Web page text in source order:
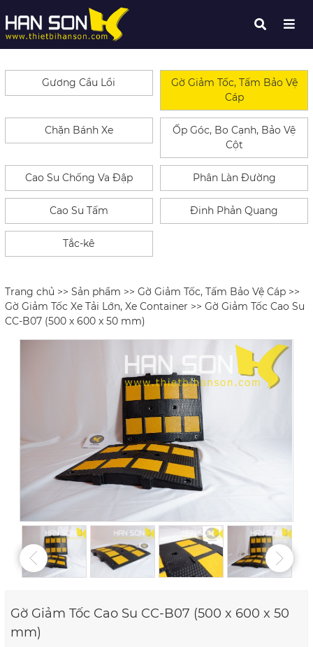
Gương Cầu Lồi
Gờ Giảm Tốc, Tấm Bảo Vệ
Cáp
Chặn Bánh Xe
Ốp Góc, Bo Cạnh, Bảo Vệ
Cột
Cao Su Chống Va Đập Phân Làn Đường
Cao Su Tấm Đinh Phản Quang
Tắc-kê
Trang chủ >> Sản phẩm >> Gờ Giảm Tốc, Tấm Bảo Vệ Cáp>>
Gờ Giảm Tốc Xe Tải Lớn, Xe Container >> Gờ Giảm Tốc Cao Su
CC-B07 (500 x 600 x 50 mm)
Gờ Giảm Tốc Cao Su CC-B07 (500 x 600 x 50
mm)